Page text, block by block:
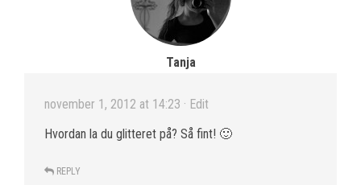
Tanja
november 1, 2012 at 14:23 · Edit
Hvordan la du glitteret på? Så fint! 🙂
REPLY